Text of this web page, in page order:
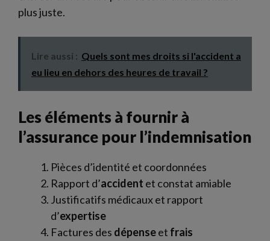
plus juste.
Lire aussi : Quels sont mes droits si l'accident a
eu lieu en dehors des heures de travail ?
Les éléments à fournir à
l’assurance pour l’indemnisation
Pièces d’identité et coordonnées
Rapport d’accident et constat amiable
Justificatifs médicaux et rapport
d’expertise
Factures des dépenseet frais